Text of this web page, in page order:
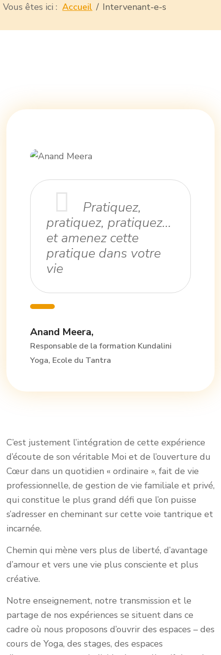
Vous êtes ici :Accueil Intervenant-e-s
Pratiquez,
pratiquez, pratiquez...
et amenez cette
pratique dans votre
vie
Anand Meera,
Responsable de la formation Kundalini
Yoga, Ecole du Tantra
C’est justement l’intégration de cette expérience
d’écoute de son véritable Moi et de l’ouverture du
Cœur dans un quotidien « ordinaire », fait de vie
professionnelle, de gestion de vie familiale et privé,
qui constitue le plus grand défi que l’on puisse
s’adresser en cheminant sur cette voie tantrique et
incarnée.
Chemin qui mène vers plus de liberté, d’avantage
d’amour et vers une vie plus consciente et plus
créative.
Notre enseignement, notre transmission et le
partage de nos expériences se situent dans ce
cadre où nous proposons d’ouvrir des espaces – des
cours de Yoga, des stages, des espaces